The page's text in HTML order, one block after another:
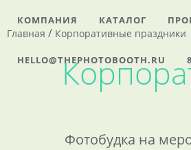
КОМПАНИЯ КАТАЛОГ
HELLO@THEPHOTOBOOTH.RU
Главная / Корпоративные праздники
Фотобудка на